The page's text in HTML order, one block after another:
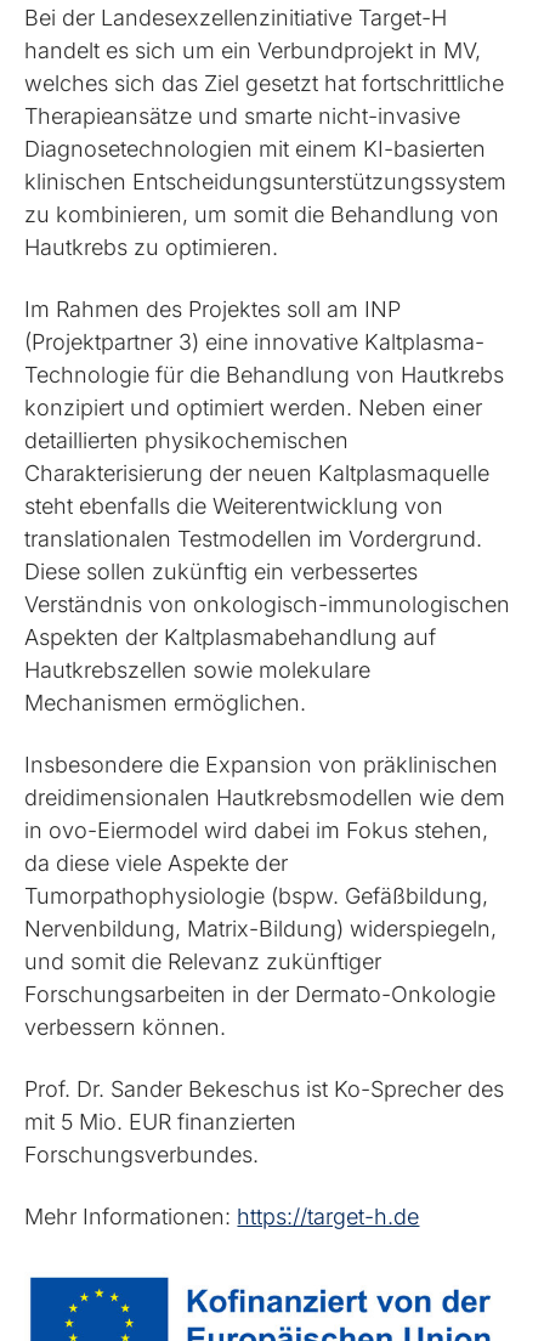
Bei der Landesexzellenzinitiative Target-H
handelt es sich um ein Verbundprojekt in MV,
welches sich das Ziel gesetzt hat fortschrittliche
Therapieansätze und smarte nicht-invasive
Diagnosetechnologien mit einem KI-basierten
klinischen Entscheidungsunterstützungssystem
zu kombinieren, um somit die Behandlung von
Hautkrebs zu optimieren.
Im Rahmen des Projektes soll am INP
(Projektpartner 3) eine innovative Kaltplasma-
Technologie für die Behandlung von Hautkrebs
konzipiert und optimiert werden. Neben einer
detaillierten physikochemischen
Charakterisierung der neuen Kaltplasmaquelle
steht ebenfalls die Weiterentwicklung von
translationalen Testmodellen im Vordergrund.
Diese sollen zukünftig ein verbessertes
Verständnis von onkologisch-immunologischen
Aspekten der Kaltplasmabehandlung auf
Hautkrebszellen sowie molekulare
Mechanismen ermöglichen.
Insbesondere die Expansion von präklinischen
dreidimensionalen Hautkrebsmodellen wie dem
in ovo-Eiermodel wird dabei im Fokus stehen,
da diese viele Aspekte der
Tumorpathophysiologie (bspw. Gefäßbildung,
Nervenbildung, Matrix-Bildung) widerspiegeln,
und somit die Relevanz zukünftiger
Forschungsarbeiten in der Dermato-Onkologie
verbessern können.
Prof. Dr. Sander Bekeschus ist Ko-Sprecher des
mit 5 Mio. EUR finanzierten
Forschungsverbundes.
Mehr Informationen: https://target-h.de